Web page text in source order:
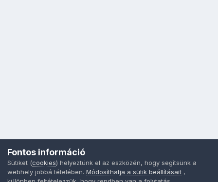
Fontos információ
Sütiket (cookies) helyeztünk el az eszközén, hogy segítsünk a
webhely jobbá tételében. Módosíthatja a sütik beállításait ,